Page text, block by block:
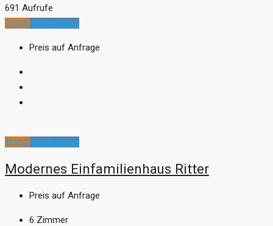
691 Aufrufe
Trend Kundenhaus
Preis auf Anfrage
Trend Kundenhaus
Modernes Einfamilienhaus Ritter
Preis auf Anfrage
6 Zimmer